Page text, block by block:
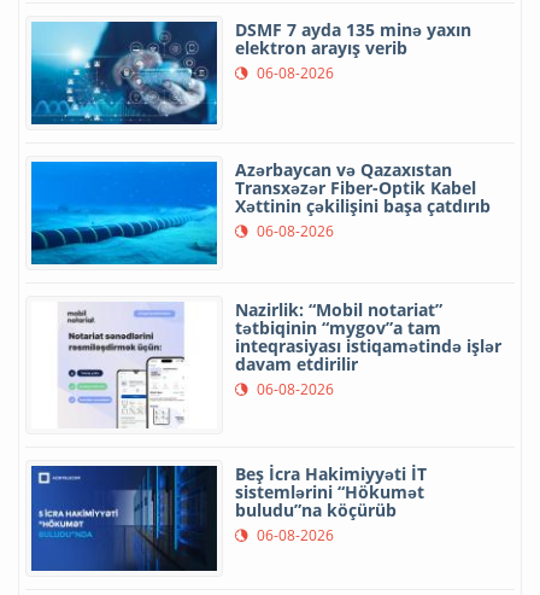
DSMF 7 ayda 135 minə yaxın
elektron arayış verib
06-08-2026
Azərbaycan və Qazaxıstan
Transxəzər Fiber-Optik Kabel
Xəttinin çəkilişini başa çatdırıb
06-08-2026
Nazirlik: “Mobil notariat”
tətbiqinin “mygov”a tam
inteqrasiyası istiqamətində işlər
davam etdirilir
06-08-2026
Beş İcra Hakimiyyəti İT
sistemlərini “Hökumət
buludu”na köçürüb
06-08-2026